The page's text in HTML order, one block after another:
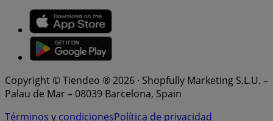
Copyright © Tiendeo ® 2026 · Shopfully Marketing S.L.U. –
Palau de Mar – 08039 Barcelona, Spain
Términos y condicionesPolítica de privacidad